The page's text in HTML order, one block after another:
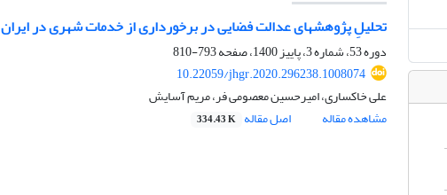
تحلیلِ پژوهش‏های عدالت فضایی در برخورداری از خدمات شهری در ایران
دوره 53، شماره 3، پاییز 1400، صفحه
793-810
10.22059/jhgr.2020.296238.1008074
علی خاکساری، امیرحسین معصومی فر، مریم آسایش
مشاهده مقاله
اصل مقاله 334.43 K